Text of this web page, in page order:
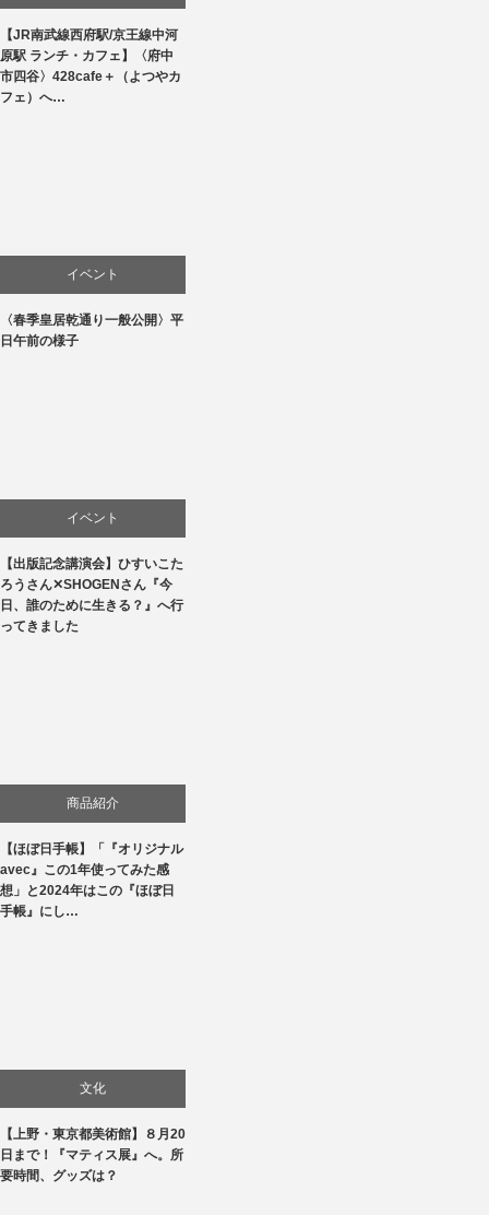
商品紹介
【JR南武線西府駅/京王線中河
原駅 ランチ・カフェ】〈府中
市四谷〉428cafe＋（よつやカ
フェ）へ…
イベント
文化
〈春季皇居乾通り一般公開〉平
日午前の様子
イベント
文化
書評・読書の引き出し
【出版記念講演会】ひすいこた
ろうさん✕SHOGENさん『今
日、誰のために生きる？』へ行
ってきました
商品紹介
生活
【ほぼ日手帳】「『オリジナル
avec』この1年使ってみた感
想」と2024年はこの『ほぼ日
手帳』にし…
文化
美術展・美術館・博物館巡り
【上野・東京都美術館】８月20
日まで！『マティス展』へ。所
要時間、グッズは？